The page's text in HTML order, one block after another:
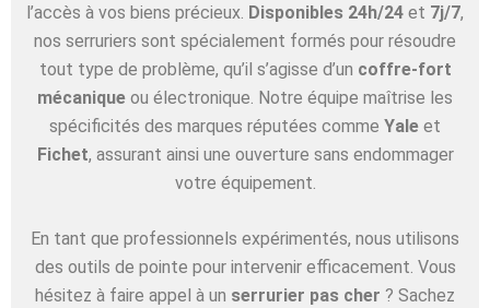
l’accès à vos biens précieux. Disponibles 24h/24 et 7j/7,
nos serruriers sont spécialement formés pour résoudre
tout type de problème, qu’il s’agisse d’un coffre-fort
mécanique ou électronique. Notre équipe maîtrise les
spécificités des marques réputées comme Yale et
Fichet, assurant ainsi une ouverture sans endommager
votre équipement.
En tant que professionnels expérimentés, nous utilisons
des outils de pointe pour intervenir efficacement. Vous
hésitez à faire appel à un serrurier pas cher ? Sachez